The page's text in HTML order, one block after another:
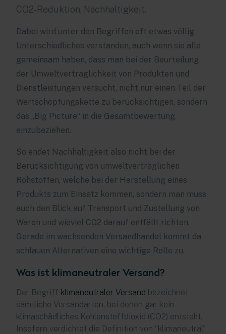
CO2-Reduktion, Nachhaltigkeit.
Dabei wird unter den Begriffen oft etwas völlig
Unterschiedliches verstanden, auch wenn sie alle
gemeinsam haben, dass man bei der Beurteilung
der Umweltverträglichkeit von Produkten und
Dienstleistungen versucht, nicht nur einen Teil der
Wertschöpfungskette zu berücksichtigen, sondern
das „Big Picture“ in die Gesamtbewertung
einzubeziehen.
So endet Nachhaltigkeit also nicht bei der
Berücksichtigung von umweltverträglichen
Rohstoffen, welche bei der Herstellung eines
Produkts zum Einsatz kommen, sondern man muss
auch den Blick auf Transport und Zustellung von
Waren und wieviel CO2 darauf entfällt richten.
Gerade im wachsenden Versandhandel kommt da
schlauen Alternativen eine wichtige Rolle zu.
Was ist klimaneutraler Versand?
Der Begriff klimaneutraler Versand bezeichnet
sämtliche Versandarten, bei denen gar kein
klimaschädliches Kohlenstoffdioxid (CO2) entsteht.
Insofern verdichtet die Definition von “klimaneutral”